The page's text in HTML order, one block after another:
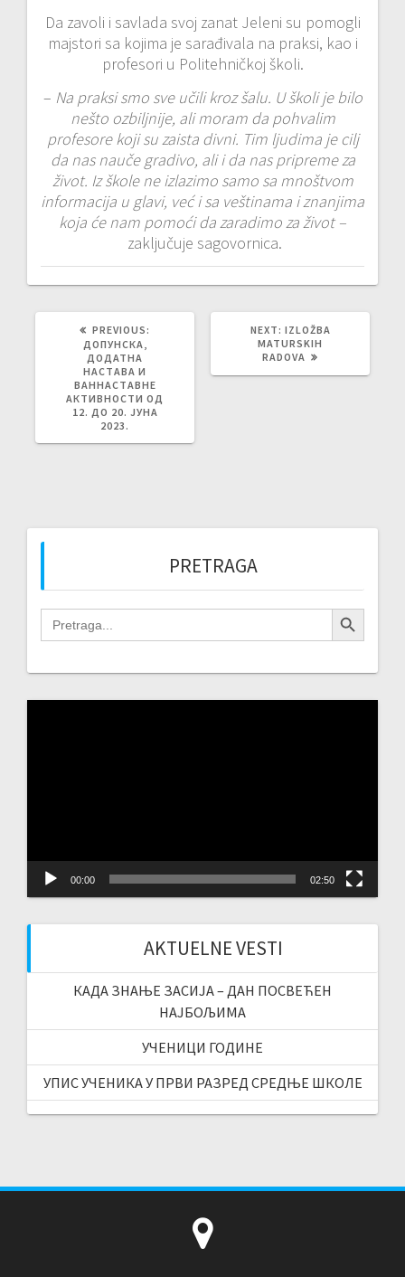
Da zavoli i savlada svoj zanat Jeleni su pomogli
majstori sa kojima je sarađivala na praksi, kao i
profesori u Politehničkoj školi.
– Na praksi smo sve učili kroz šalu. U školi je bilo
nešto ozbiljnije, ali moram da pohvalim
profesore koji su zaista divni. Tim ljudima je cilj
da nas nauče gradivo, ali i da nas pripreme za
život. Iz škole ne izlazimo samo sa mnoštvom
informacija u glavi, već i sa veštinama i znanjima
koja će nam pomoći da zaradimo za život –
zaključuje sagovornica.
PREVIOUS:
ДОПУНСКА,
ДОДАТНА
НАСТАВА И
ВАННАСТАВНЕ
АКТИВНОСТИ ОД
12. ДО 20. ЈУНА
2023.
NEXT: NEXT
POST:
IZLOŽBA
MATURSKIH
RADOVA
PRETRAGA
Search
for:
Search Button
00:00 02:50
AKTUELNE VESTI
КАДА ЗНАЊЕ ЗАСИЈА – ДАН ПОСВЕЋЕН
НАЈБОЉИМА
УЧЕНИЦИ ГОДИНЕ
УПИС УЧЕНИКА У ПРВИ РАЗРЕД СРЕДЊЕ ШКОЛЕ